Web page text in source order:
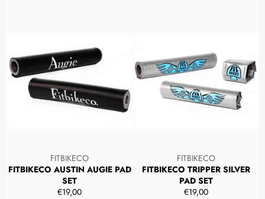
FITBIKECO
FITBIKECO AUSTIN AUGIE PAD
SET
Prezzo
€19,00
FITBIKECO
FITBIKECO TRIPPER SILVER
PAD SET
Prezzo
€19,00